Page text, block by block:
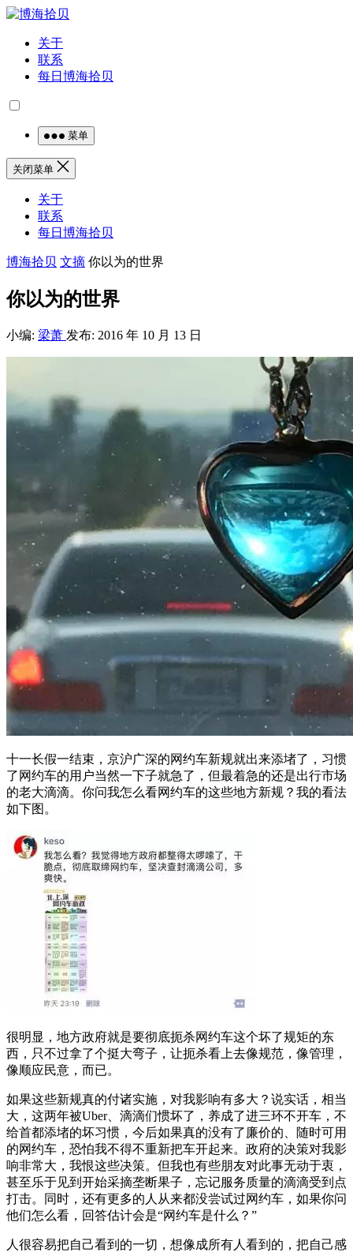
关于
联系
每日博海拾贝
菜单
关闭菜单
关于
联系
每日博海拾贝
博海拾贝 文摘 你以为的世界
你以为的世界
小编: 梁萧 发布: 2016 年 10 月 13 日
十一长假一结束，京沪广深的网约车新规就出来添堵了，习惯
了网约车的用户当然一下子就急了，但最着急的还是出行市场
的老大滴滴。你问我怎么看网约车的这些地方新规？我的看法
如下图。
很明显，地方政府就是要彻底扼杀网约车这个坏了规矩的东
西，只不过拿了个挺大弯子，让扼杀看上去像规范，像管理，
像顺应民意，而已。
如果这些新规真的付诸实施，对我影响有多大？说实话，相当
大，这两年被Uber、滴滴们惯坏了，养成了进三环不开车，不
给首都添堵的坏习惯，今后如果真的没有了廉价的、随时可用
的网约车，恐怕我不得不重新把车开起来。政府的决策对我影
响非常大，我恨这些决策。但我也有些朋友对此事无动于衷，
甚至乐于见到开始采摘垄断果子，忘记服务质量的滴滴受到点
打击。同时，还有更多的人从来都没尝试过网约车，如果你问
他们怎么看，回答估计会是“网约车是什么？”
人很容易把自己看到的一切，想像成所有人看到的，把自己感